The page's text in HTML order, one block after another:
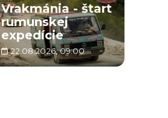
Vrakmánia - štart
rumunskej
expedície
22.08.2026, 09:00